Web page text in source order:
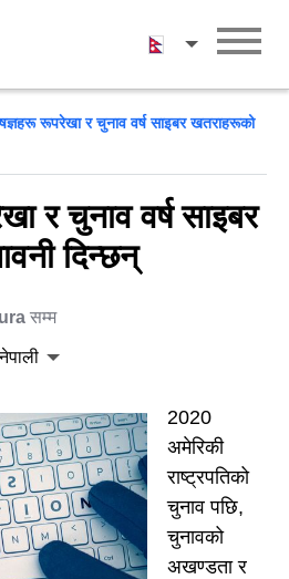
नेपाली
रूपरेखा र चुनाव वर्ष साइबर खतराहरूको
र चुनाव वर्ष साइबर
दिन्छन्
सम्म
नेपाली
2020
अमेरिकी
राष्ट्रपतिको
चुनाव पछि,
चुनावको
अखण्डता र